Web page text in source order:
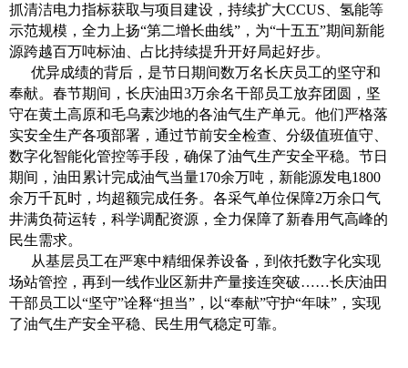
抓清洁电力指标获取与项目建设，持续扩大CCUS、氢能等
示范规模，全力上扬“第二增长曲线”，为“十五五”期间新能
源跨越百万吨标油、占比持续提升开好局起好步。
优异成绩的背后，是节日期间数万名长庆员工的坚守和
奉献。春节期间，长庆油田3万余名干部员工放弃团圆，坚
守在黄土高原和毛乌素沙地的各油气生产单元。他们严格落
实安全生产各项部署，通过节前安全检查、分级值班值守、
数字化智能化管控等手段，确保了油气生产安全平稳。节日
期间，油田累计完成油气当量170余万吨，新能源发电1800
余万千瓦时，均超额完成任务。各采气单位保障2万余口气
井满负荷运转，科学调配资源，全力保障了新春用气高峰的
民生需求。
从基层员工在严寒中精细保养设备，到依托数字化实现
场站管控，再到一线作业区新井产量接连突破……长庆油田
干部员工以“坚守”诠释“担当”，以“奉献”守护“年味”，实现
了油气生产安全平稳、民生用气稳定可靠。